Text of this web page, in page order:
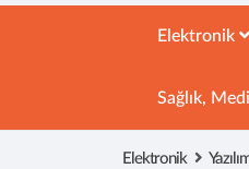
Elektronik
Sağlık,
Elektronik